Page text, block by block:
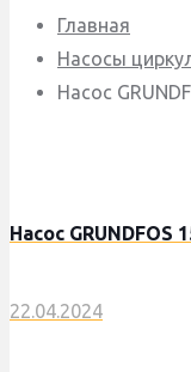
Главная
Насосы
Насос
Насос GRUNDFOS
22.04.2024